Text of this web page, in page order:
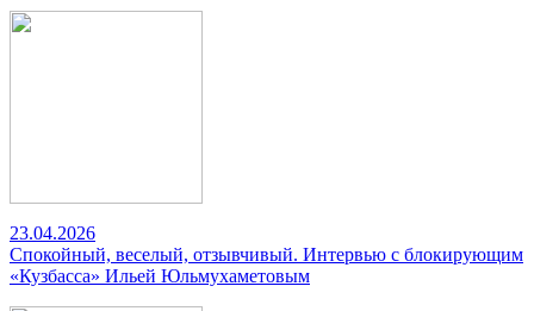
23.04.2026
Спокойный, веселый, отзывчивый. Интервью с блокирующим
«Кузбасса» Ильей Юльмухаметовым